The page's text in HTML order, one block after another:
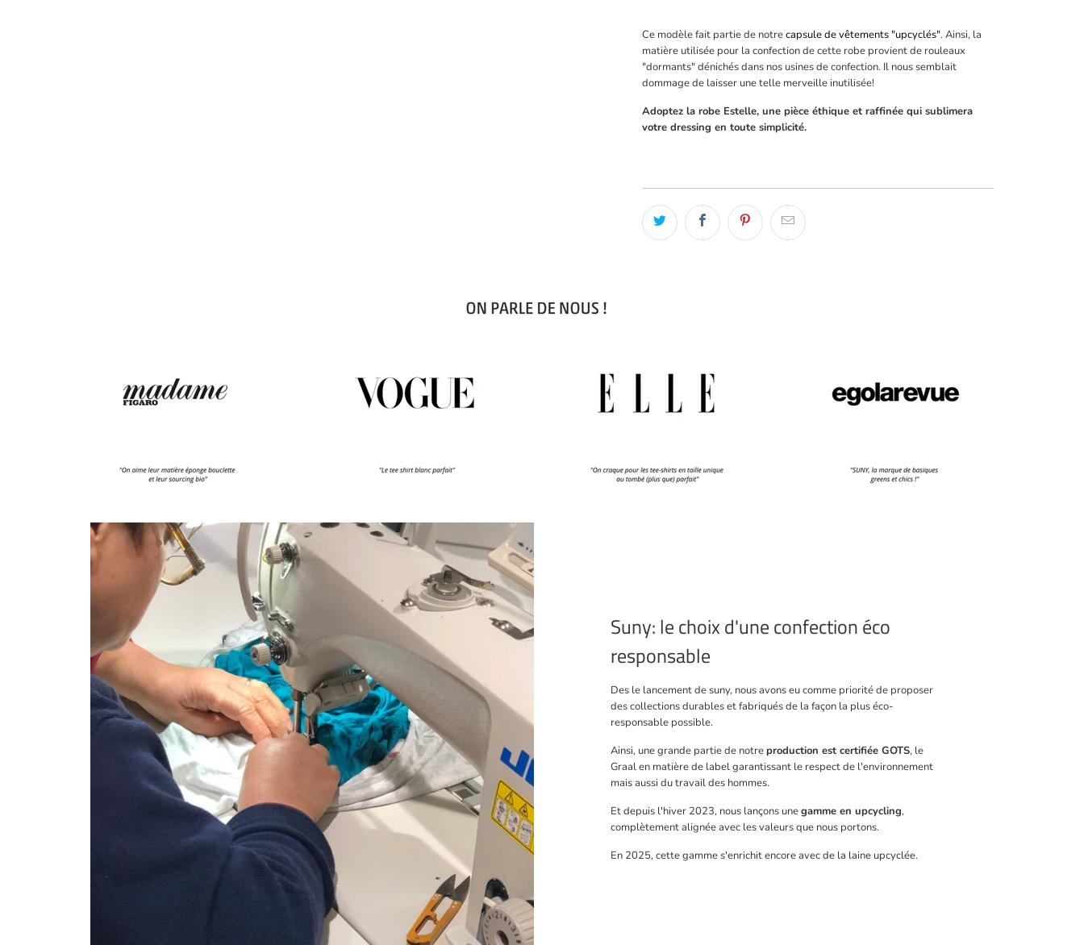
Ce modèle fait partie de notrecapsule de vêtements "upcyclés". Ainsi, la
matière utilisée pour la confection de cette robe provient de rouleaux
"dormants" dénichés dans nos usines de confection. Il nous semblait
dommage de laisser une telle merveille inutilisée!
Adoptez la robe Estelle, une pièce éthique et raffinée qui sublimera
votre dressing en toute simplicité.
Suny: le choix d'une confection éco
responsable
Des le lancement de suny, nous avons eu comme priorité de proposer
des collections durables et fabriqués de la façon la plus éco-
responsable possible.
Ainsi, une grande partie de notreproduction est certifiée GOTS, le
Graal en matière de label garantissant le respect de l'environnement
mais aussi du travail des hommes.
Et depuis l'hiver 2023, nous lançons unegamme en upcycling,
complètement alignée avec les valeurs que nous portons.
En 2025, cette gamme s'enrichit encore avec de la laine upcyclée.